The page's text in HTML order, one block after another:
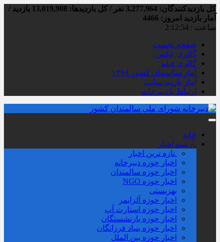
کل بازدیدکنند‌گان: 3,277,964 نفر / کل بازدیدها: 13,019,908 بازدید /
آمار بازدید امروز: 4466
ساعت : 2:12:55
صفحه نخست
گالری عکس
گالری فیلم
آمار سالمندان کشور ۱۳۹۸
آمار بازدید سایت
ارتباط با دبیرخانه
خانه
.آرشیو اخبار
.تازه ترین اخبار
اخبار حوزه دبیرخانه
اخبار حوزه سالمندان
اخبار حوزه NGO
بهزیستی
اخبار حوزه آلزايمر
اخبار حوزه استارت آپ
اخبار حوزه بازنشستگان
اخبار حوزه بنیاد فرزانگان
اخبار حوزه بین الملل